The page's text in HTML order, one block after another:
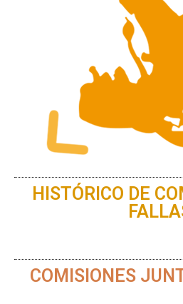
HISTÓRICO DE
COMISIONES